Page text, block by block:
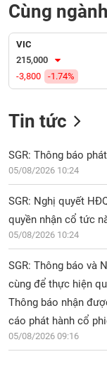
dõi
biệt
Không
được
phiếu
chi
tiết
Tổng
Giao
Tài
chính
Cùng ngành
VIC
215,000
-3,800
-1.74%
Tin tức
SGR: Thông báo
05/08/2026 10:24
SGR: Nghị quyết
quyền nhận cổ tức
05/08/2026 10:24
SGR: Thông báo và
cùng để thực hiện
Thông báo nhận
cáo phát hành cổ
05/08/2026 09:16
CÔNG
ĐẦU
TƯ
DỮ
LIỆU
Ngành
(-)
VS-
SECTOR